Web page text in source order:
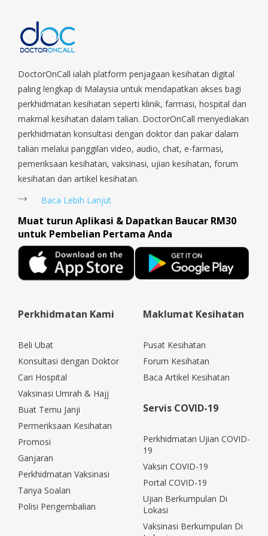
DoctorOnCall ialah platform penjagaan kesihatan digital
paling lengkap di Malaysia untuk mendapatkan akses bagi
perkhidmatan kesihatan seperti klinik, farmasi, hospital dan
makmal kesihatan dalam talian. DoctorOnCall menyediakan
perkhidmatan konsultasi dengan doktor dan pakar dalam
talian melalui panggilan video, audio, chat, e-farmasi,
pemeriksaan kesihatan, vaksinasi, ujian kesihatan, forum
kesihatan dan artikel kesihatan.
Baca Lebih Lanjut
Muat turun Aplikasi & Dapatkan Baucar RM30
untuk Pembelian Pertama Anda
Perkhidmatan Kami
Beli Ubat
Konsultasi dengan Doktor
Cari Hospital
Vaksinasi Umrah & Hajj
Buat Temu Janji
Permeriksaan Kesihatan
Promosi
Ganjaran
Perkhidmatan Vaksinasi
Tanya Soalan
Polisi Pengembalian
Maklumat Kesihatan
Pusat Kesihatan
Forum Kesihatan
Baca Artikel Kesihatan
Servis COVID-19
Perkhidmatan Ujian COVID-
19
Vaksin COVID-19
Portal COVID-19
Ujian Berkumpulan Di
Lokasi
Vaksinasi Berkumpulan Di